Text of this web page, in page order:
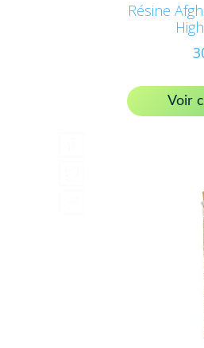
Résine
Voir